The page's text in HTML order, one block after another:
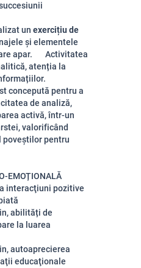
un exercițiu de
și elementele
apar. Activitatea
atenția la
concepută pentru a
de analiză,
activă, într-un
valorificând
pentru
EMOȚIONALĂ
interacţiuni pozitive
abilități de
la luarea
autoaprecierea
educaţionale